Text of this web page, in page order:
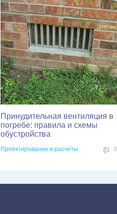
Принудительная вентиляция в
погребе: правила и схемы
обустройства
Проектирование и расчеты 8